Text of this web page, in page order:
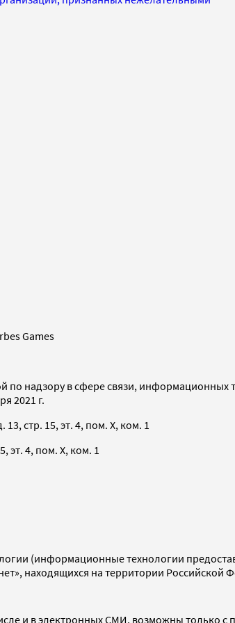
Games
по надзору в сфере связи,
2021 г.
стр. 15, эт. 4, пом. X, ком. 1
эт. 4, пом. X, ком. 1
(информационные технологии
находящихся на территории Российской
и в электронных СМИ, возможны только с